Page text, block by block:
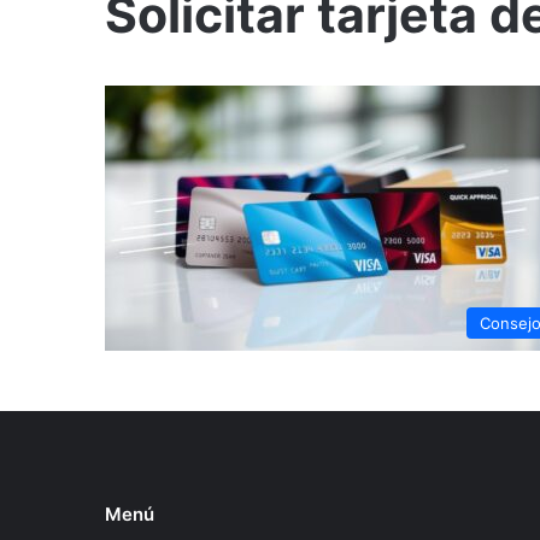
Solicitar tarjeta
Menú